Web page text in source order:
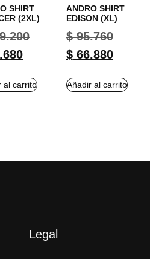
SHIRT
(2XL)
al carrito
ANDRO SHIRT
EDISON (XL)
$95.760
$66.880
Añadir al carrito
Legal